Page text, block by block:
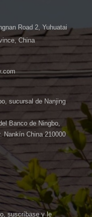
Road 2, Yuhuatai
China
sucursal de Nanjing
Banco de Ningbo,
Nankín China 210000
suscríbase y le